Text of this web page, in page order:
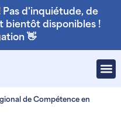
Pas d'inquiétude, de
bientôt disponibles !
👋
de Compétence en